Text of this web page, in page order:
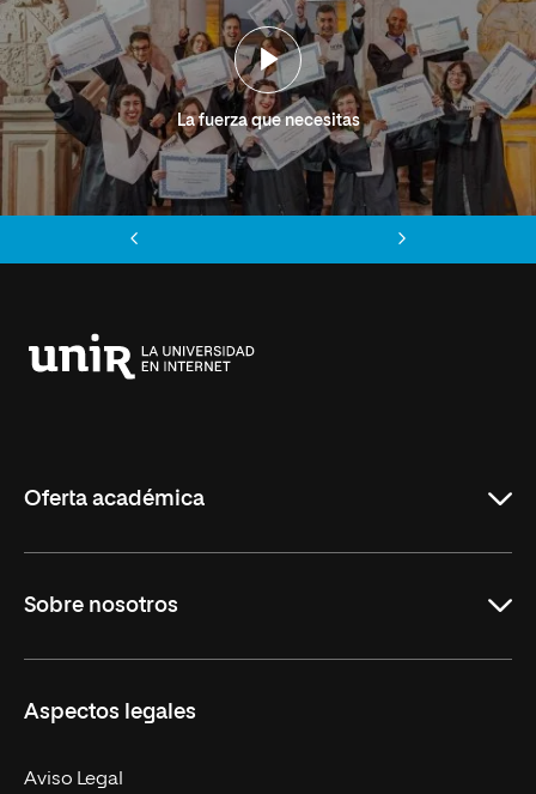
La fuerza que necesitas
Oferta académica
Másteres Oficiales
Doctorados
Experto Universitario
Sobre nosotros
Facultades
Nuestro Equipo
Aspectos legales
Aviso Legal